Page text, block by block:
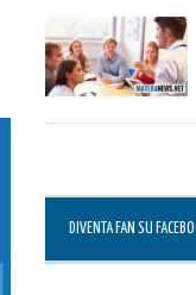
DIVENTA FAN SU